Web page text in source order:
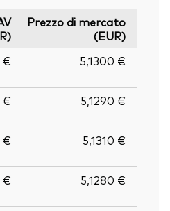
Prezzo di mercato
(EUR)
€ 5,1300 €
€ 5,1290 €
€ 5,1310 €
€ 5,1280 €